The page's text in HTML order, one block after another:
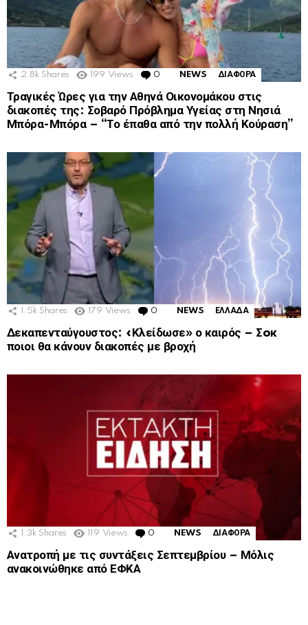
2.8k Shares 199 Views 0 Comments
NEWS ΔΙΑΦΟΡΑ
Τραγικές Ώρες για την Αθηνά Οικονομάκου στις
διακοπές της: Σοβαρό Πρόβλημα Υγείας στη Νησιά
Μπόρα-Μπόρα – “Το έπαθα από την πολλή Κούραση”
1.5k Shares 179 Views 0 Comments
NEWS ΕΛΛΑΔΑ
Δεκαπενταύγουστος: «Κλείδωσε» ο καιρός – Σoκ
ποιοι θα κάνουν διακοπές με βροχή
1.3k Shares 119 Views 0 Comments
NEWS ΔΙΑΦΟΡΑ
Ανατροπή με τις συντάξεις Σεπτεμβρίου – Μόλις
ανακοινώθηκε από ΕΦΚΑ